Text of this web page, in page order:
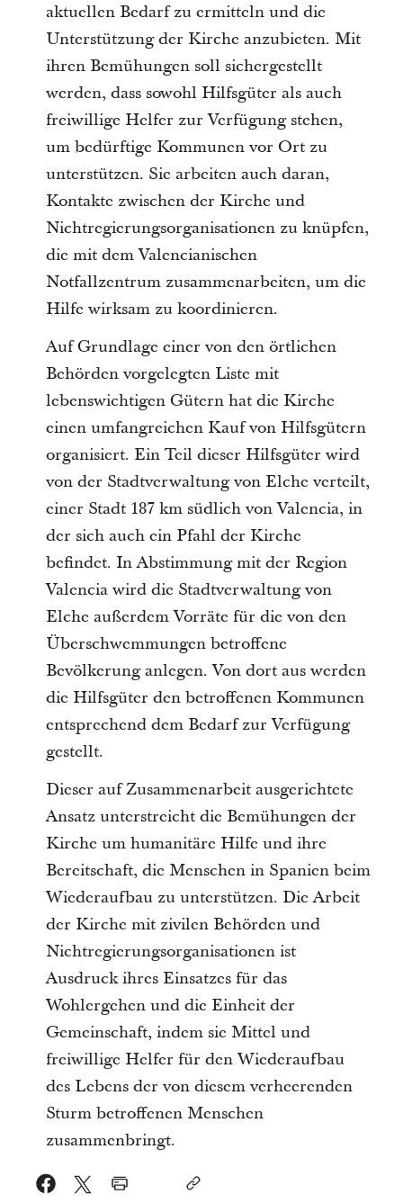
aktuellen Bedarf zu ermitteln und die
Unterstützung der Kirche anzubieten. Mit
ihren Bemühungen soll sichergestellt
werden, dass sowohl Hilfsgüter als auch
freiwillige Helfer zur Verfügung stehen,
um bedürftige Kommunen vor Ort zu
unterstützen. Sie arbeiten auch daran,
Kontakte zwischen der Kirche und
Nichtregierungsorganisationen zu knüpfen,
die mit dem Valencianischen
Notfallzentrum zusammenarbeiten, um die
Hilfe wirksam zu koordinieren.
Auf Grundlage einer von den örtlichen
Behörden vorgelegten Liste mit
lebenswichtigen Gütern hat die Kirche
einen umfangreichen Kauf von Hilfsgütern
organisiert. Ein Teil dieser Hilfsgüter wird
von der Stadtverwaltung von Elche verteilt,
einer Stadt 187 km südlich von Valencia, in
der sich auch ein Pfahl der Kirche
befindet. In Abstimmung mit der Region
Valencia wird die Stadtverwaltung von
Elche außerdem Vorräte für die von den
Überschwemmungen betroffene
Bevölkerung anlegen. Von dort aus werden
die Hilfsgüter den betroffenen Kommunen
entsprechend dem Bedarf zur Verfügung
gestellt.
Dieser auf Zusammenarbeit ausgerichtete
Ansatz unterstreicht die Bemühungen der
Kirche um humanitäre Hilfe und ihre
Bereitschaft, die Menschen in Spanien beim
Wiederaufbau zu unterstützen. Die Arbeit
der Kirche mit zivilen Behörden und
Nichtregierungsorganisationen ist
Ausdruck ihres Einsatzes für das
Wohlergehen und die Einheit der
Gemeinschaft, indem sie Mittel und
freiwillige Helfer für den Wiederaufbau
des Lebens der von diesem verheerenden
Sturm betroffenen Menschen
zusammenbringt.